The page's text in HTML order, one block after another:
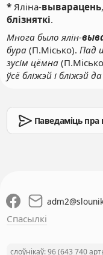
*Яліна-выварацень
блізняткі.
Многа было ялін-
бура (П.Місько). Пад
зусім цёмна
ўсё бліжэй і бліжэй
Паведаміць пра
adm2@
Спасылкі
слоўнікаў: 96 (643 740